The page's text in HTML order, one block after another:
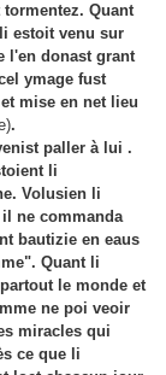
Quant
estoit venu sur
l'en donast grant
ymage fust
mise en net lieu
.
paller à lui .
li
Volusien li
ne commanda
bautizie en eaus
Quant li
le monde et
ne poi veoir
miracles qui
ce que li